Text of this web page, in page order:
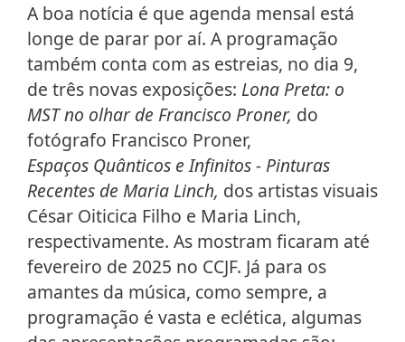
A boa notícia é que agenda mensal está
longe de parar por aí. A programação
também conta com as estreias, no dia 9,
de três novas exposições: Lona Preta: o
MST no olhar de Francisco Proner, do
fotógrafo Francisco Proner,
Espaços Quânticos e Infinitos - Pinturas
Recentes de Maria Linch, dos artistas visuais
César Oiticica Filho e Maria Linch,
respectivamente. As mostram ficaram até
fevereiro de 2025 no CCJF. Já para os
amantes da música, como sempre, a
programação é vasta e eclética, algumas